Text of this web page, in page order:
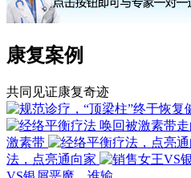
康复案例
共同见证康复奇迹
激素带
法，点亮通向家